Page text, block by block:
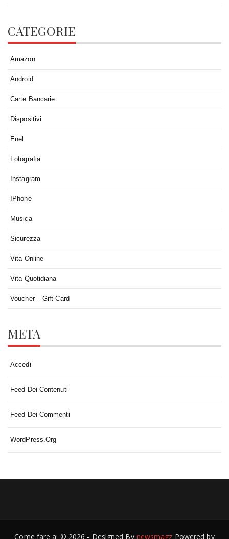
CATEGORIE
Amazon
Android
Carte Bancarie
Dispositivi
Enel
Fotografia
Instagram
IPhone
Musica
Sicurezza
Vita Online
Vita Quotidiana
Voucher – Gift Card
META
Accedi
Feed Dei Contenuti
Feed Dei Commenti
WordPress.org
Come fare a: © 2026 - Designed By newsmagz Powered by